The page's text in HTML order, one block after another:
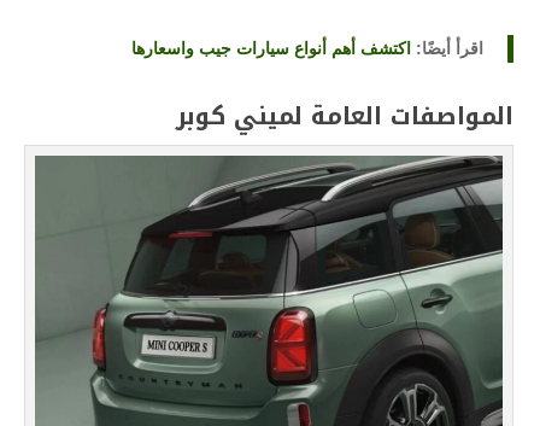
اقرأ أيضًا: اكتشف أهم أنواع سيارات جيب واسعارها
المواصفات العامة لميني كوبر